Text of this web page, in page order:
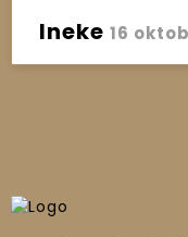
Ineke 16